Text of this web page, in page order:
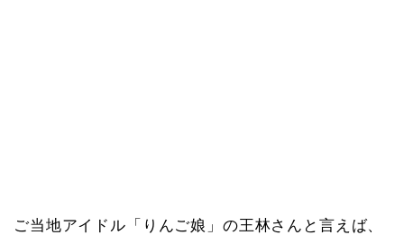
ご当地アイドル「りんご娘」の王林さんと言えば、